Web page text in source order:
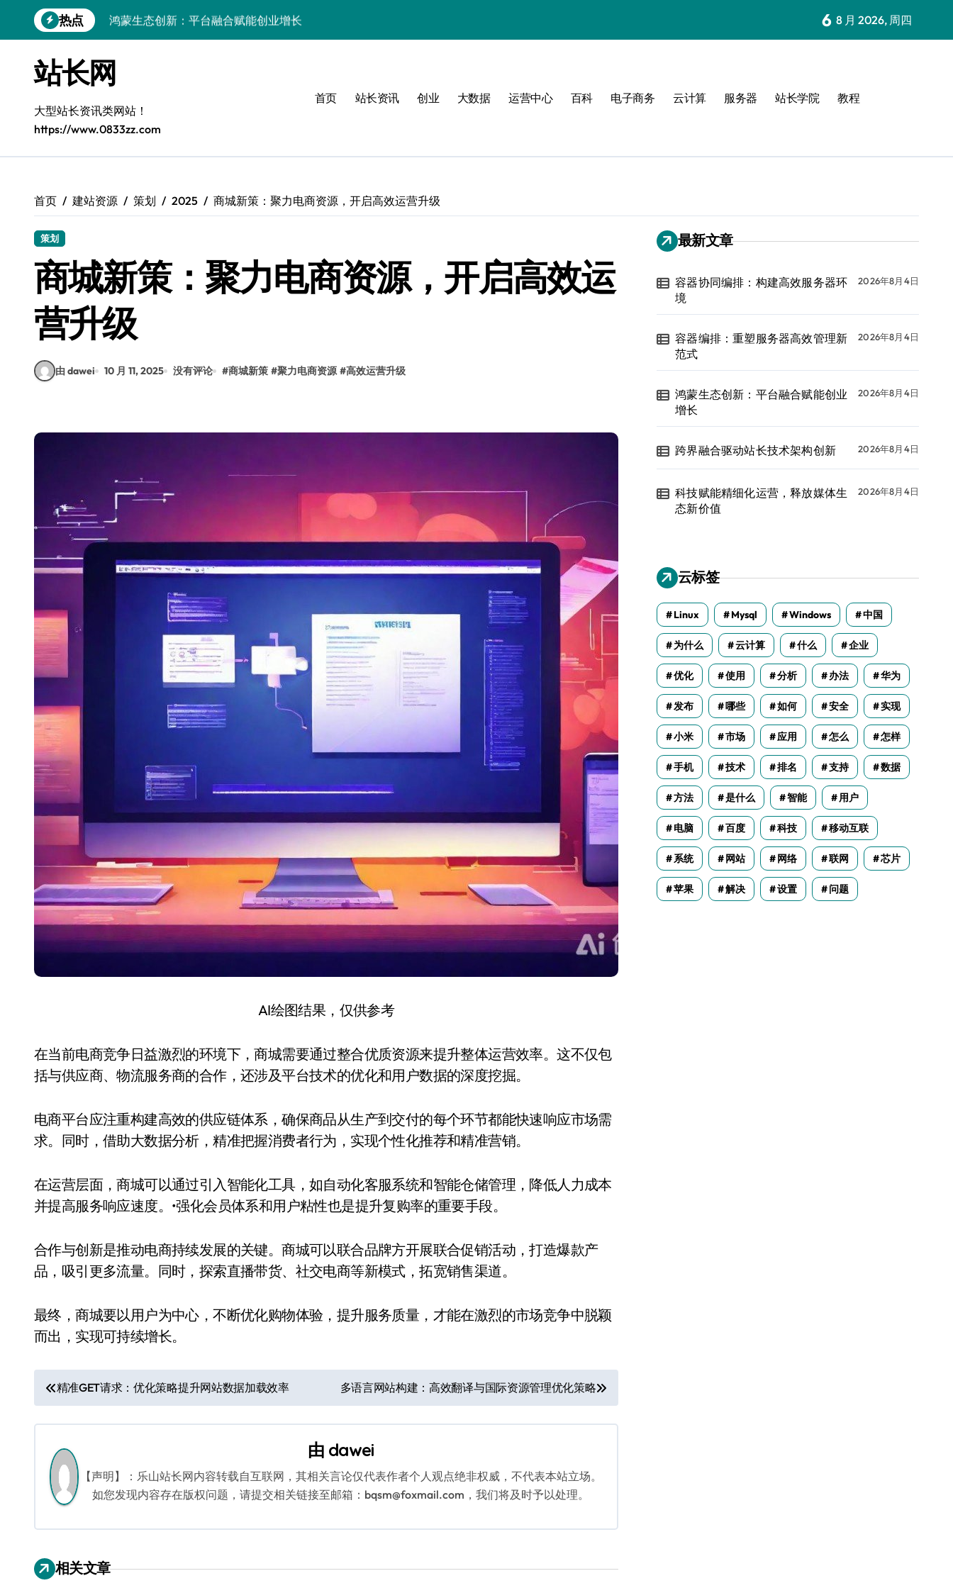
到
热点
鸿蒙生态创新：平台融合赋能创业增长
科技赋能精细化运营，释放媒体生态新价值
基于容器编排的高可用服务器分类系统构建
平台创业：技术驱动生态闭环构建
跨界融合，云智驱动站长新变革
优化核心工具链，建站效能倍增实战秘籍
6 8 月 2026, 周四
站长网
大型站长资讯类网站！
https://www.0833zz.com
首页 站长资讯 创业 大数据 运营中心 百科 电子商务 云计算 服务器 站长学院 教程
首页 建站资源 策划 2025 商城新策：聚力电商资源，开启高效运营升级
策划
商城新策：聚力电商资源，开启高效运
营升级
由 dawei 10 月 11, 2025 没有评论 #商城新策 #聚力电商资源 #高效运营升级
AI绘图结果，仅供参考
在当前电商竞争日益激烈的环境下，商城需要通过整合优质资源来提升整体运营效率。这不仅包
括与供应商、物流服务商的合作，还涉及平台技术的优化和用户数据的深度挖掘。
电商平台应注重构建高效的供应链体系，确保商品从生产到交付的每个环节都能快速响应市场需
求。同时，借助大数据分析，精准把握消费者行为，实现个性化推荐和精准营销。
在运营层面，商城可以通过引入智能化工具，如自动化客服系统和智能仓储管理，降低人力成本
并提高服务响应速度。•强化会员体系和用户粘性也是提升复购率的重要手段。
合作与创新是推动电商持续发展的关键。商城可以联合品牌方开展联合促销活动，打造爆款产
品，吸引更多流量。同时，探索直播带货、社交电商等新模式，拓宽销售渠道。
最终，商城要以用户为中心，不断优化购物体验，提升服务质量，才能在激烈的市场竞争中脱颖
而出，实现可持续增长。
文
章
航
精准GET请求：优化策略提升网站数据加载效率 多语言网站构建：高效翻译与国际资源管理优化策略
由 dawei
【声明】：乐山站长网内容转载自互联网，其相关言论仅代表作者个人观点绝非权威，不代表本站立场。
如您发现内容存在版权问题，请提交相关链接至邮箱：bqsm@foxmail.com，我们将及时予以处理。
相关文章
最新文章
容器协同编排：构建高效服务器环
境
2026年8月4日
容器编排：重塑服务器高效管理新
范式
2026年8月4日
鸿蒙生态创新：平台融合赋能创业
增长
2026年8月4日
跨界融合驱动站长技术架构创新 2026年8月4日
科技赋能精细化运营，释放媒体生
态新价值
2026年8月4日
云标签
Linux Mysql Windows 中国
为什么 云计算 什么 企业
优化 使用 分析 办法 华为
发布 哪些 如何 安全 实现
小米 市场 应用 怎么 怎样
手机 技术 排名 支持 数据
方法 是什么 智能 用户
电脑 百度 科技 移动互联
系统 网站 网络 联网 芯片
苹果 解决 设置 问题